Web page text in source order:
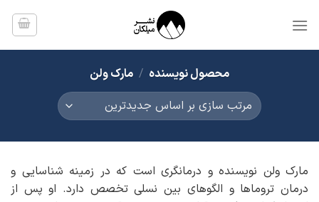
محصول نویسنده / مارک ولن
مارک ولن نویسنده و درمانگری است که در زمینه شناسایی و
درمان تروماها و الگوهای بین نسلی تخصص دارد. او پس از